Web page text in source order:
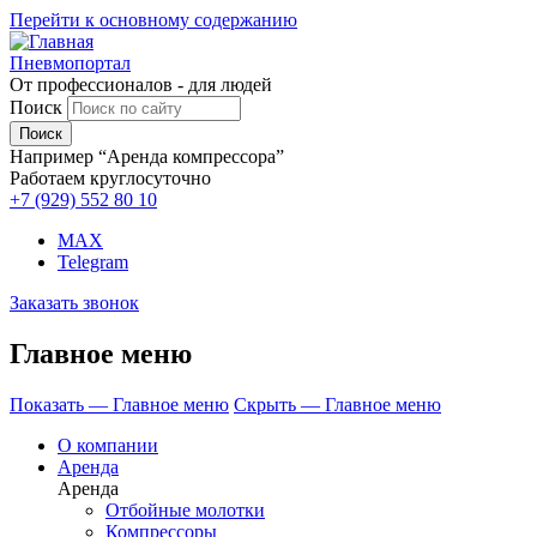
Перейти к основному содержанию
Пневмопортал
От профессионалов - для людей
Поиск
Например “Аренда компрессора”
Работаем круглосуточно
+7 (929) 552 80 10
MAX
Telegram
Заказать звонок
Главное меню
Показать — Главное меню Скрыть — Главное меню
О компании
Аренда
Аренда
Отбойные молотки
Компрессоры